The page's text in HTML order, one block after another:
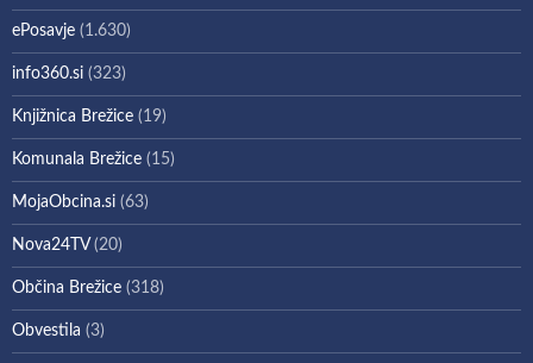
ePosavje (1.630)
info360.si (323)
Knjižnica Brežice (19)
Komunala Brežice (15)
MojaObcina.si (63)
Nova24TV(20)
Občina Brežice (318)
Obvestila (3)